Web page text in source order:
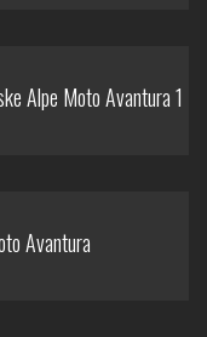
Alpe Moto Avantura 1
Avantura